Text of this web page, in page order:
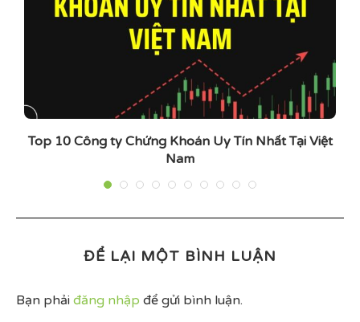
Top 10 Công ty Chứng Khoán Uy Tín Nhất Tại Việt
Nam
ĐỂ LẠI MỘT BÌNH LUẬN
Bạn phải đăng nhập để gửi bình luận.